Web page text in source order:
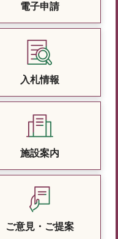
電子申請
入札情報
施設案内
ご意見・ご提案